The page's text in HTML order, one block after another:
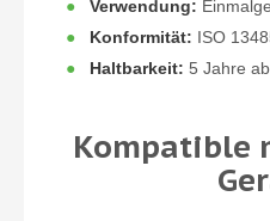
Verwendung:
Konformität: ISO
Haltbarkeit: 5 Jahre
Kompatible